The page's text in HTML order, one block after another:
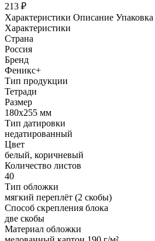
213 ₽
Характеристики Описание Упаковка
Характеристики
Страна
Россия
Бренд
Феникс+
Тип продукции
Тетради
Размер
180х255 мм
Тип датировки
недатированный
Цвет
белый, коричневый
Количество листов
40
Тип обложки
мягкий переплёт (2 скобы)
Способ скрепления блока
две скобы
Материал обложки